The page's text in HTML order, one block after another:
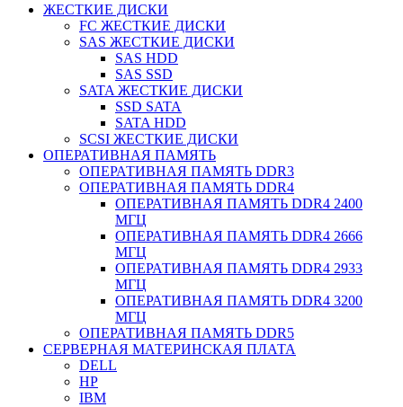
ЖЕСТКИЕ ДИСКИ
FC ЖЕСТКИЕ ДИСКИ
SAS ЖЕСТКИЕ ДИСКИ
SAS HDD
SAS SSD
SATA ЖЕСТКИЕ ДИСКИ
SSD SATA
SATA HDD
SCSI ЖЕСТКИЕ ДИСКИ
ОПЕРАТИВНАЯ ПАМЯТЬ
ОПЕРАТИВНАЯ ПАМЯТЬ DDR3
ОПЕРАТИВНАЯ ПАМЯТЬ DDR4
ОПЕРАТИВНАЯ ПАМЯТЬ DDR4 2400
МГЦ
ОПЕРАТИВНАЯ ПАМЯТЬ DDR4 2666
МГЦ
ОПЕРАТИВНАЯ ПАМЯТЬ DDR4 2933
МГЦ
ОПЕРАТИВНАЯ ПАМЯТЬ DDR4 3200
МГЦ
ОПЕРАТИВНАЯ ПАМЯТЬ DDR5
СЕРВЕРНАЯ МАТЕРИНСКАЯ ПЛАТА
DELL
HP
IBM